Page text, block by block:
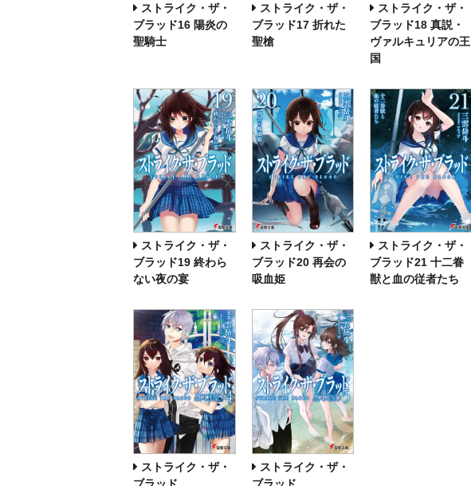
ストライク・ザ・
ブラッド16 陽炎の
聖騎士
ストライク・ザ・
ブラッド17 折れた
聖槍
ストライク・ザ・
ブラッド18 真説・
ヴァルキュリアの王
国
ストライク・ザ・
ブラッド19 終わら
ない夜の宴
ストライク・ザ・
ブラッド20 再会の
吸血姫
ストライク・ザ・
ブラッド21 十二眷
獣と血の従者たち
ストライク・ザ・
ストライク・ザ・